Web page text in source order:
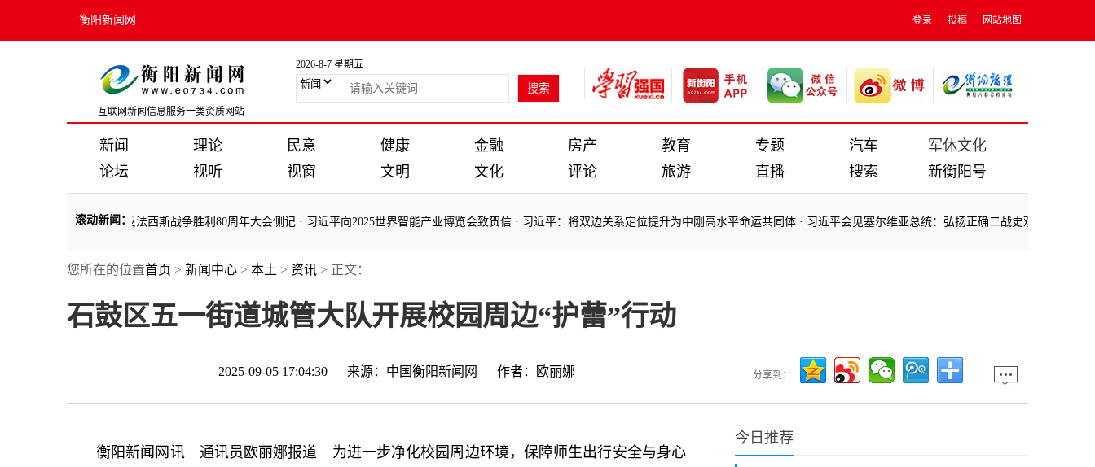
衡阳新闻网 登录 投稿 网站地图
互联网新闻信息服务一类资质网站
2026-8-7 星期五
新闻 理论 民意 健康 金融 房产 教育 专题 汽车
军休文化
论坛
视听 视窗 文明 文化 评论 旅游 直播 搜索 新衡阳号
滚动新闻 ：
抗日战争暨世界反法西斯战争胜利80周年大会侧记·习近平向2025世界智能产业博览会致贺信·习近平：将双边关系定位提升为中刚高水平命运共同体 ·习近平会见塞尔维亚总统：弘扬正确二战史观 捍卫反法西斯
抗日战争暨世界反法西斯战争胜利80周年大会侧记· 习近平向2025世界智能产业博览会致贺信
您所在的位置首页 > 新闻中心 > 本土 > 资讯 > 正文：
石鼓区五一街道城管大队开展校园周边“护蕾”行动
2025-09-05 17:04:30 来源： 中国衡阳新闻网 作者：欧丽娜 分享到：
衡阳新闻网讯 通讯员欧丽娜报道 为进一步净化校园周边环境，保障师生出行安全与身心
今日推荐